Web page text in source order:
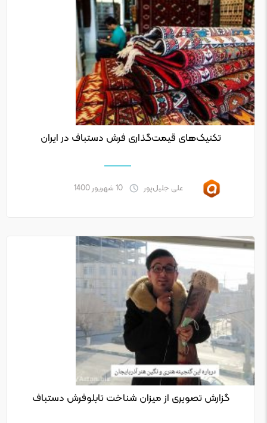
تکنیک‌های قیمت‌گذاری فرش دستباف در ایران
علی جلیل‌پور 10 شهریور 1400
گزارش تصویری از میزان شناخت تابلوفرش دستباف